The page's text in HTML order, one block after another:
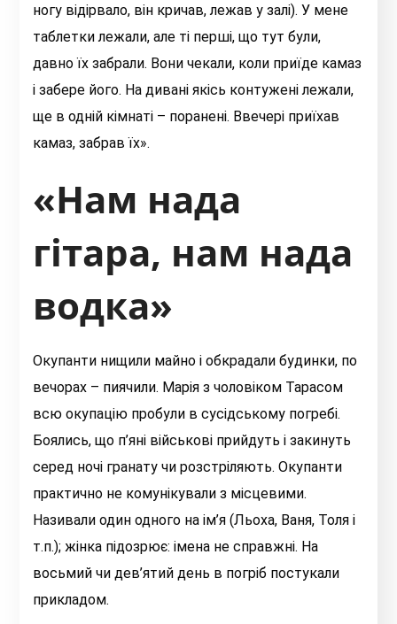
ногу відірвало, він кричав, лежав у залі). У мене
таблетки лежали, але ті перші, що тут були,
давно їх забрали. Вони чекали, коли приїде камаз
і забере його. На дивані якісь контужені лежали,
ще в одній кімнаті – поранені. Ввечері приїхав
камаз, забрав їх».
«Нам нада
гітара, нам нада
водка»
Окупанти нищили майно і обкрадали будинки, по
вечорах – пиячили. Марія з чоловіком Тарасом
всю окупацію пробули в сусідському погребі.
Боялись, що п’яні військові прийдуть і закинуть
серед ночі гранату чи розстріляють. Окупанти
практично не комунікували з місцевими.
Називали один одного на ім’я (Льоха, Ваня, Толя і
т.п.); жінка підозрює: імена не справжні. На
восьмий чи дев’ятий день в погріб постукали
прикладом.